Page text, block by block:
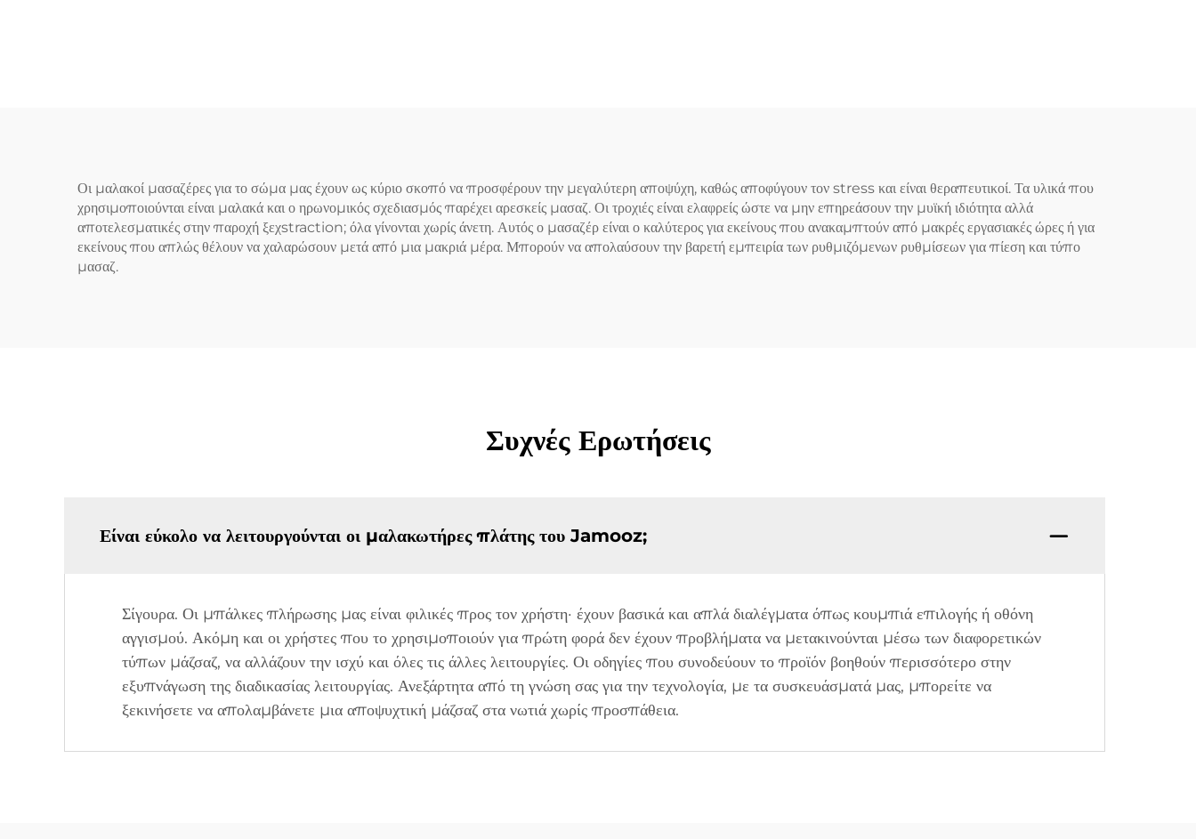
Οι μαλακοί μασαζέρες για το σώμα μας έχουν ως κύριο σκοπό να προσφέρουν την μεγαλύτερη αποψύχη, καθώς αποφύγουν τον stress και είναι θεραπευτικοί. Τα υλικά που
χρησιμοποιούνται είναι μαλακά και ο ηρωνομικός σχεδιασμός παρέχει αρεσκείς μασαζ. Οι τροχιές είναι ελαφρείς ώστε να μην επηρεάσουν την μυϊκή ιδιότητα αλλά
αποτελεσματικές στην παροχή ξεχstraction; όλα γίνονται χωρίς άνετη. Αυτός ο μασαζέρ είναι ο καλύτερος για εκείνους που ανακαμπτούν από μακρές εργασιακές ώρες ή για
εκείνους που απλώς θέλουν να χαλαρώσουν μετά από μια μακριά μέρα. Μπορούν να απολαύσουν την βαρετή εμπειρία των ρυθμιζόμενων ρυθμίσεων για πίεση και τύπο
μασαζ.
Συχνές Ερωτήσεις
Είναι εύκολο να λειτουργούνται οι μαλακωτήρες πλάτης του Jamooz;
Σίγουρα. Οι μπάλκες πλήρωσης μας είναι φιλικές προς τον χρήστη· έχουν βασικά και απλά διαλέγματα όπως κουμπιά επιλογής ή οθόνη
αγγισμού. Ακόμη και οι χρήστες που το χρησιμοποιούν για πρώτη φορά δεν έχουν προβλήματα να μετακινούνται μέσω των διαφορετικών
τύπων μάζσαζ, να αλλάζουν την ισχύ και όλες τις άλλες λειτουργίες. Οι οδηγίες που συνοδεύουν το προϊόν βοηθούν περισσότερο στην
εξυπνάγωση της διαδικασίας λειτουργίας. Ανεξάρτητα από τη γνώση σας για την τεχνολογία, με τα συσκευάσματά μας, μπορείτε να
ξεκινήσετε να απολαμβάνετε μια αποψυχτική μάζσαζ στα νωτιά χωρίς προσπάθεια.